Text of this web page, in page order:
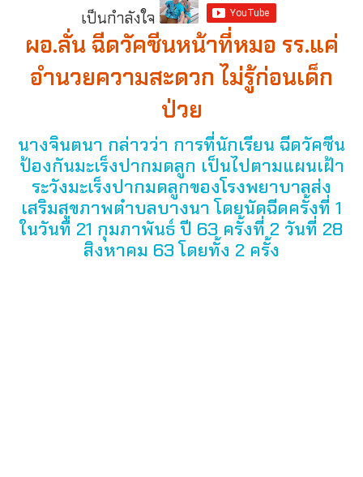
เป็นกำลังใจ
ผอ.ลั่น ฉีดวัคซีนหน้าที่หมอ รร.แค่
อำนวยความสะดวก ไม่รู้ก่อนเด็ก
ป่วย
นางจินตนา กล่าวว่า การที่นักเรียน ฉีดวัคซีน
ป้องกันมะเร็งปากมดลูก เป็นไปตามแผนเฝ้า
ระวังมะเร็งปากมดลูกของโรงพยาบาลส่ง
เสริมสุขภาพตำบลบางนา โดยนัดฉีดครั้งที่ 1
ในวันที่ 21 กุมภาพันธ์ ปี 63 ครั้งที่ 2 วันที่ 28
สิงหาคม 63 โดยทั้ง 2 ครั้ง